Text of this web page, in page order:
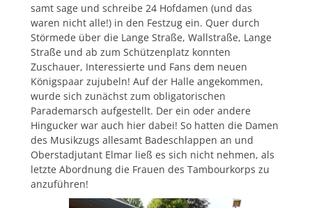
samt sage und schreibe 24 Hofdamen (und das
waren nicht alle!) in den Festzug ein. Quer durch
Störmede über die Lange Straße, Wallstraße, Lange
Straße und ab zum Schützenplatz konnten
Zuschauer, Interessierte und Fans dem neuen
Königspaar zujubeln! Auf der Halle angekommen,
wurde sich zunächst zum obligatorischen
Parademarsch aufgestellt. Der ein oder andere
Hingucker war auch hier dabei! So hatten die Damen
des Musikzugs allesamt Badeschlappen an und
Oberstadjutant Elmar ließ es sich nicht nehmen, als
letzte Abordnung die Frauen des Tambourkorps zu
anzuführen!